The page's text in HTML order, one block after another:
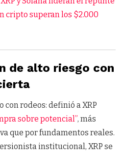
cripto superan los $2.000
de alto riesgo con
con rodeos: definió a XRP
sobre potencial”, más
que por fundamentos reales.
institucional, XRP se